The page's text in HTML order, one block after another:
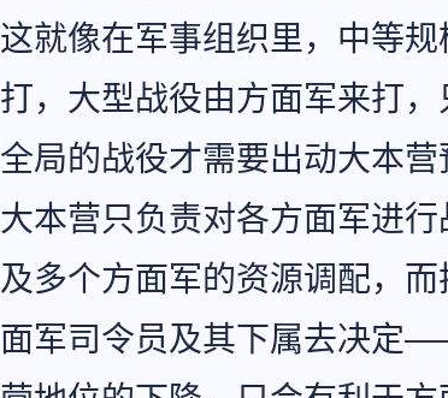
这就像在军事组织里，中等
打，大型战役由方面军来打
全局的战役才需要出动大本营
大本营只负责对各方面军进
及多个方面军的资源调配，
面军司令员及其下属去决定